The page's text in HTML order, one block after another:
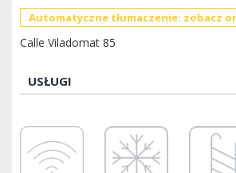
Automatyczne tłumaczenie: zobacz
Calle Viladomat 85
USŁUGI